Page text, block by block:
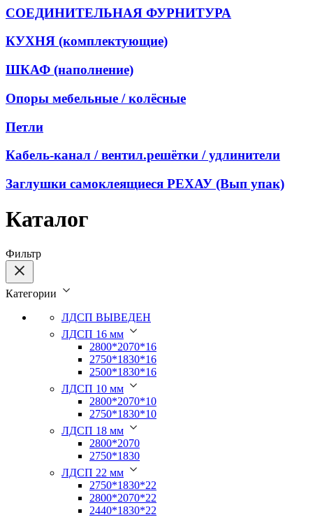
СОЕДИНИТЕЛЬНАЯ ФУРНИТУРА
КУХНЯ (комплектующие)
ШКАФ (наполнение)
Опоры мебельные / колёсные
Петли
Кабель-канал / вентил.решётки / удлинители
Заглушки самоклеящиеся РЕХАУ (Вып упак)
Каталог
Фильтр
Категории
ЛДСП ВЫВЕДЕН
ЛДСП 16 мм
2800*2070*16
2750*1830*16
2500*1830*16
ЛДСП 10 мм
2800*2070*10
2750*1830*10
ЛДСП 18 мм
2800*2070
2750*1830
ЛДСП 22 мм
2750*1830*22
2800*2070*22
2440*1830*22